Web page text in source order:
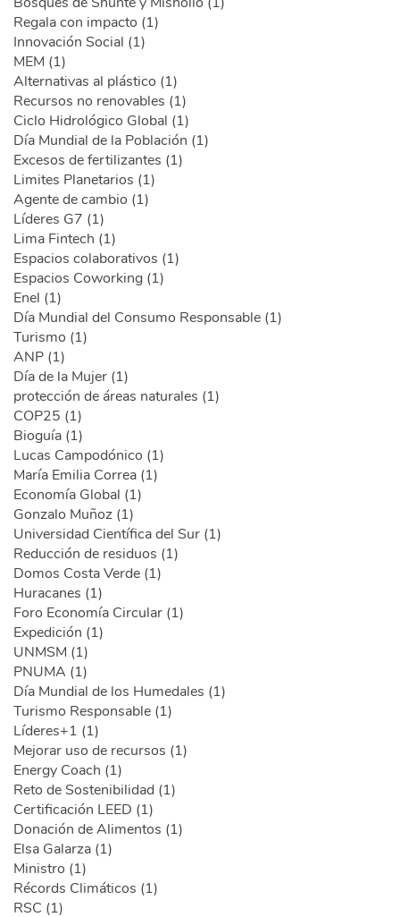
Regala con impacto (1)
Innovación Social (1)
MEM (1)
Alternativas al plástico (1)
Recursos no renovables (1)
Ciclo Hidrológico Global (1)
Día Mundial de la Población (1)
Excesos de fertilizantes (1)
Limites Planetarios (1)
Agente de cambio (1)
Líderes G7 (1)
Lima Fintech (1)
Espacios colaborativos (1)
Espacios Coworking (1)
Enel (1)
Día Mundial del Consumo Responsable (1)
Turismo (1)
ANP (1)
Día de la Mujer (1)
protección de áreas naturales (1)
COP25 (1)
Bioguía (1)
Lucas Campodónico (1)
María Emilia Correa (1)
Economía Global (1)
Gonzalo Muñoz (1)
Universidad Científica del Sur (1)
Reducción de residuos (1)
Domos Costa Verde (1)
Huracanes (1)
Foro Economía Circular (1)
Expedición (1)
UNMSM (1)
PNUMA (1)
Día Mundial de los Humedales (1)
Turismo Responsable (1)
Líderes+1 (1)
Mejorar uso de recursos (1)
Energy Coach (1)
Reto de Sostenibilidad (1)
Certificación LEED (1)
Donación de Alimentos (1)
Elsa Galarza (1)
Ministro (1)
Récords Climáticos (1)
RSC (1)